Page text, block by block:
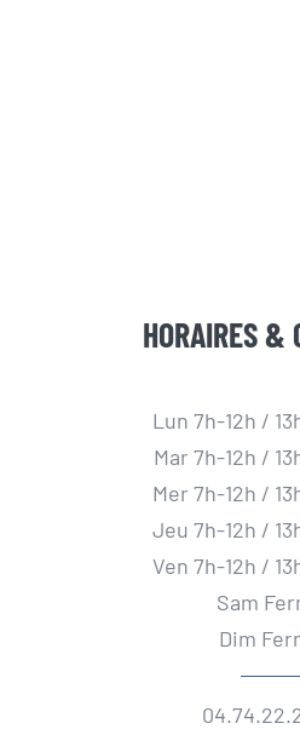
HORAIRES &
Lun 7h-12h /
Mar 7h-12h /
Mer 7h-12h /
Jeu 7h-12h /
Ven 7h-12h /
Sam
Dim